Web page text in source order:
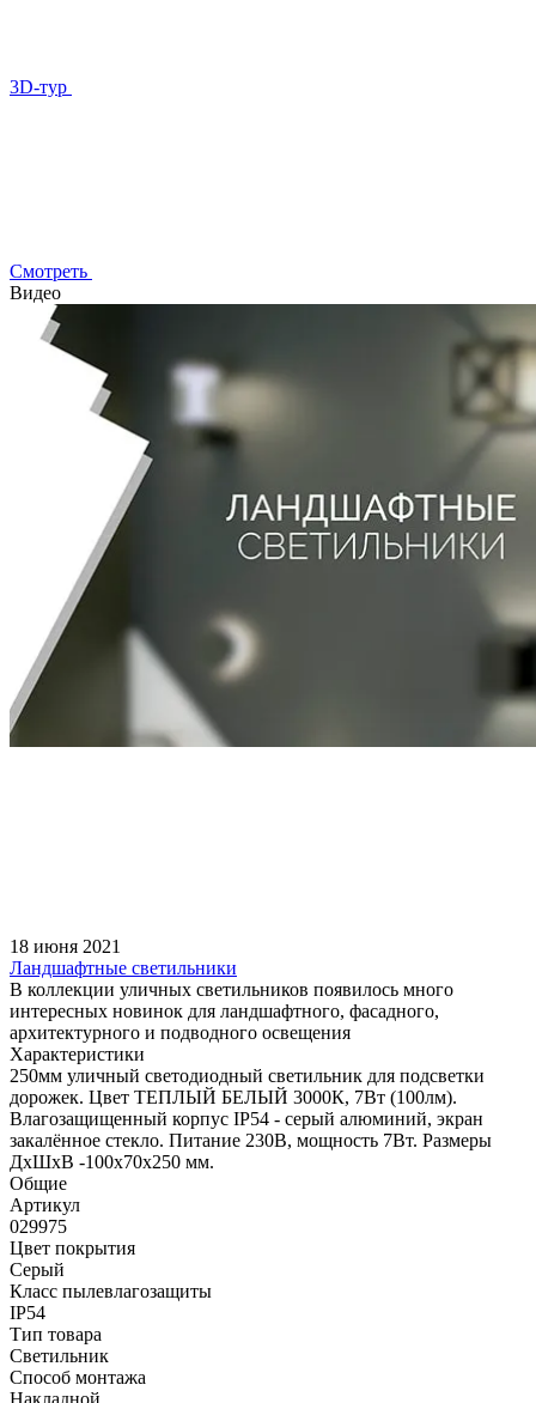
3D-тур
Смотреть
Видео
18 июня 2021
Ландшафтные светильники
В коллекции уличных светильников появилось много
интересных новинок для ландшафтного, фасадного,
архитектурного и подводного освещения
Характеристики
250мм уличный светодиодный светильник для подсветки
дорожек. Цвет ТЕПЛЫЙ БЕЛЫЙ 3000К, 7Вт (100лм).
Влагозащищенный корпус IP54 - серый алюминий, экран
закалённое стекло. Питание 230В, мощность 7Вт. Размеры
ДхШхВ -100х70х250 мм.
Общие
Артикул
029975
Цвет покрытия
Серый
Класс пылевлагозащиты
IP54
Тип товара
Светильник
Способ монтажа
Накладной